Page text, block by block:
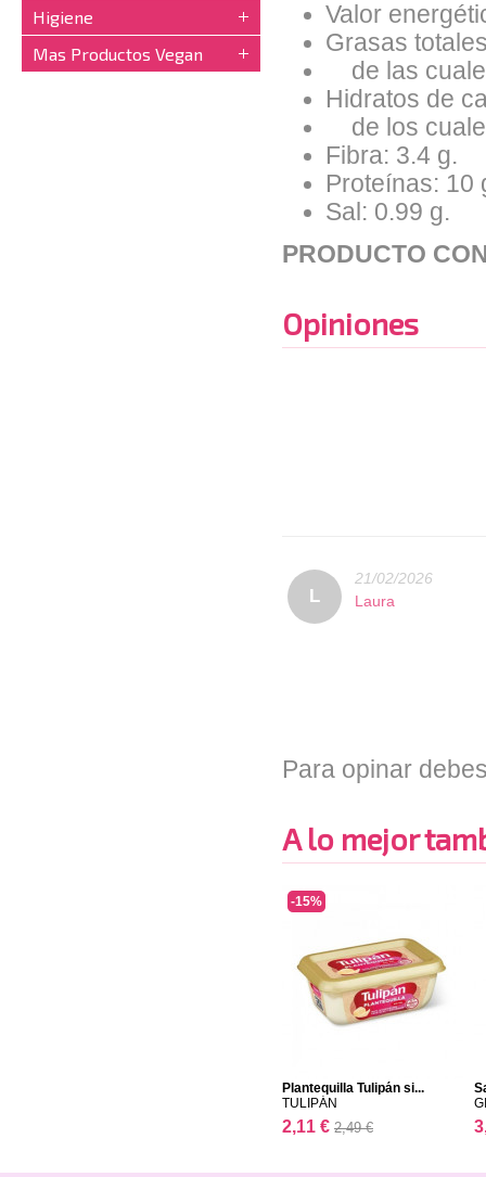
Higiene
Mas Productos Vegan
Valor
Grasas
de las
Hidratos de
de los
Fibra: 3.4 g.
Proteínas: 10
Sal: 0.99 g.
PRODUCTO
Opiniones
L
21/02/2026
Laura
Para opinar
A lo mejor
Plantequilla Tulipán si...
TULIPÁN
2,11 € 2,49 €
-15%